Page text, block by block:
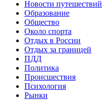
Новости путешествий
Образование
Общество
Около спорта
Отдых в России
Отдых за границей
ПДД
Политика
Происшествия
Психология
Рынки